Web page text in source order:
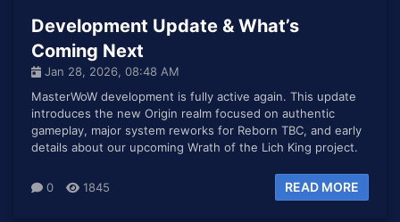
Development Update & What’s
Coming Next
Jan 28, 2026, 08:48 AM
MasterWoW development is fully active again. This update
introduces the new Origin realm focused on authentic
gameplay, major system reworks for Reborn TBC, and early
details about our upcoming Wrath of the Lich King project.
0 1845 READ MORE